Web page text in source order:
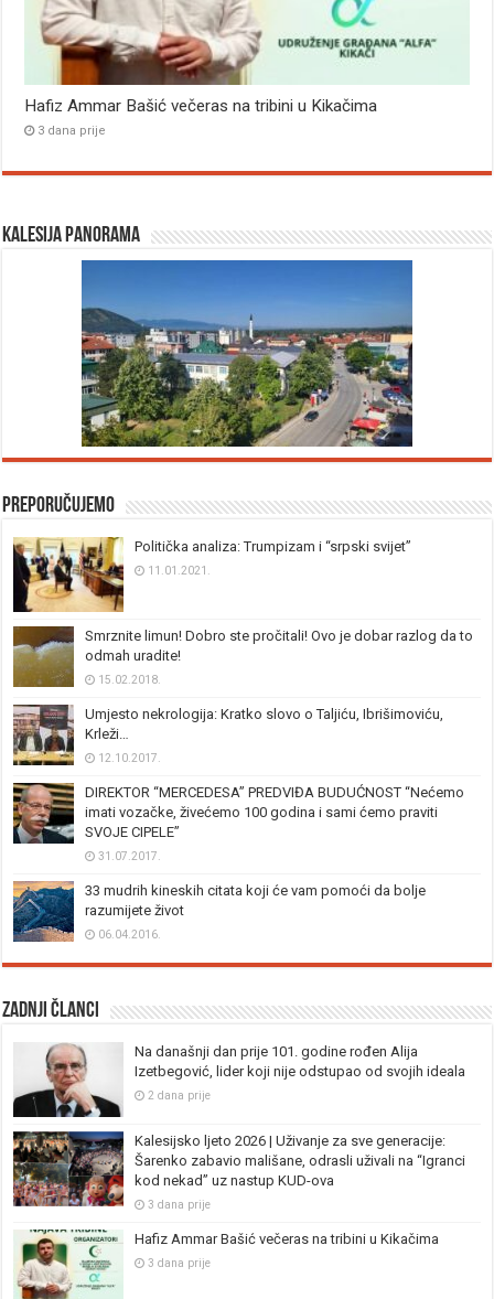
Hafiz Ammar Bašić večeras na tribini u Kikačima
3 dana prije
Kalesija panorama
Preporučujemo
Politička analiza: Trumpizam i “srpski svijet”
11.01.2021.
Smrznite limun! Dobro ste pročitali! Ovo je dobar razlog da to
odmah uradite!
15.02.2018.
Umjesto nekrologija: Kratko slovo o Taljiću, Ibrišimoviću,
Krleži…
12.10.2017.
DIREKTOR “MERCEDESA” PREDVIĐA BUDUĆNOST “Nećemo
imati vozačke, živećemo 100 godina i sami ćemo praviti
SVOJE CIPELE”
31.07.2017.
33 mudrih kineskih citata koji će vam pomoći da bolje
razumijete život
06.04.2016.
Zadnji članci
Na današnji dan prije 101. godine rođen Alija
Izetbegović, lider koji nije odstupao od svojih ideala
2 dana prije
Kalesijsko ljeto 2026 | Uživanje za sve generacije:
Šarenko zabavio mališane, odrasli uživali na “Igranci
kod nekad” uz nastup KUD-ova
3 dana prije
Hafiz Ammar Bašić večeras na tribini u Kikačima
3 dana prije